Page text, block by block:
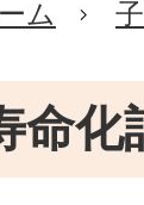
ム
命化